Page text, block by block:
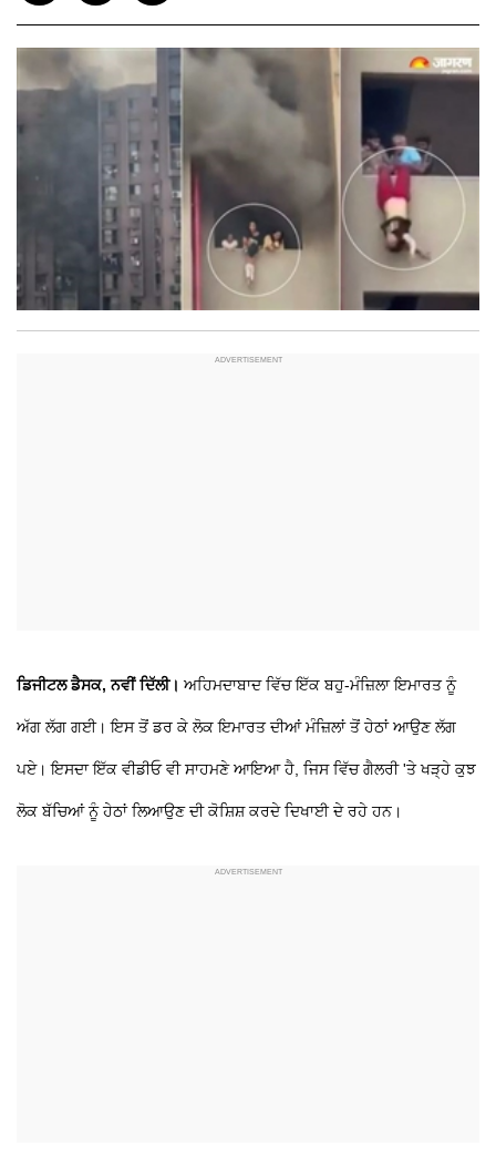
ਡਿਜੀਟਲ ਡੈਸਕ, ਨਵੀਂ ਦਿੱਲੀ। ਅਹਿਮਦਾਬਾਦ ਵਿੱਚ ਇੱਕ ਬਹੁ-ਮੰਜ਼ਿਲਾ ਇਮਾਰਤ ਨੂੰ
ਅੱਗ ਲੱਗ ਗਈ। ਇਸ ਤੋਂ ਡਰ ਕੇ ਲੋਕ ਇਮਾਰਤ ਦੀਆਂ ਮੰਜ਼ਿਲਾਂ ਤੋਂ ਹੇਠਾਂ ਆਉਣ ਲੱਗ
ਪਏ। ਇਸਦਾ ਇੱਕ ਵੀਡੀਓ ਵੀ ਸਾਹਮਣੇ ਆਇਆ ਹੈ, ਜਿਸ ਵਿੱਚ ਗੈਲਰੀ 'ਤੇ ਖੜ੍ਹੇ ਕੁਝ
ਲੋਕ ਬੱਚਿਆਂ ਨੂੰ ਹੇਠਾਂ ਲਿਆਉਣ ਦੀ ਕੋਸ਼ਿਸ਼ ਕਰਦੇ ਦਿਖਾਈ ਦੇ ਰਹੇ ਹਨ।